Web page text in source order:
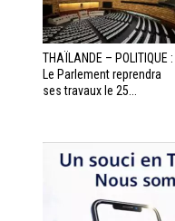
THAÏLANDE – POLITIQUE :
Le Parlement reprendra
ses travaux le 25...